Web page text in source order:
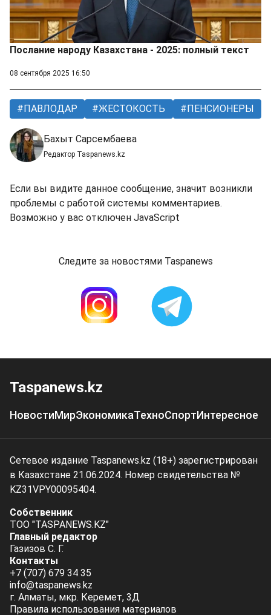
Послание народу Казахстана - 2025: полный текст
08 сентября 2025 16:50
ПАВЛОДАР ЖЕСТОКОСТЬ ПЕНСИОНЕРЫ
Бахыт Сарсембаева
Редактор Taspanews.kz
Если вы видите данное сообщение, значит возникли
проблемы с работой системы комментариев.
Возможно у вас отключен JavaScript
Следите за новостями Taspanews
Taspanews.kz
НовостиМирЭкономикаТехноСпортИнтересное
Сетевое издание Taspanews.kz (18+) зарегистрирован
в Казахстане 21.06.2024. Номер свидетельства №
KZ31VPY00095404.
Собственник
ТОО "TASPANEWS.KZ"
Главный редактор
Газизов С. Г.
Контакты
+7 (707) 679 34 35
info@taspanews.kz
г. Алматы, мкр. Керемет, 3Д
Правила использования материалов